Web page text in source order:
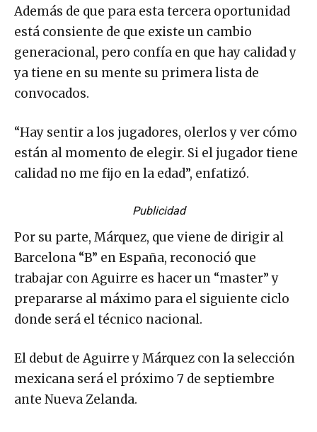
Además de que para esta tercera oportunidad
está consiente de que existe un cambio
generacional, pero confía en que hay calidad y
ya tiene en su mente su primera lista de
convocados.
“Hay sentir a los jugadores, olerlos y ver cómo
están al momento de elegir. Si el jugador tiene
calidad no me fijo en la edad”, enfatizó.
Publicidad
Por su parte, Márquez, que viene de dirigir al
Barcelona “B” en España, reconoció que
trabajar con Aguirre es hacer un “master” y
prepararse al máximo para el siguiente ciclo
donde será el técnico nacional.
El debut de Aguirre y Márquez con la selección
mexicana será el próximo 7 de septiembre
ante Nueva Zelanda.